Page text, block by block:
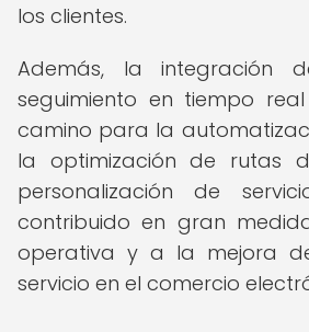
los clientes.
Además, la
seguimiento en tiempo
camino para la
la optimización de rutas
personalización de
contribuido en gran
operativa y a la mejora
servicio en el comercio